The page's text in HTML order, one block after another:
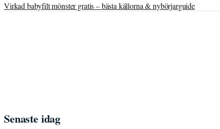
Virkad babyfilt mönster gratis – bästa källorna & nybörjarguide
Senaste idag